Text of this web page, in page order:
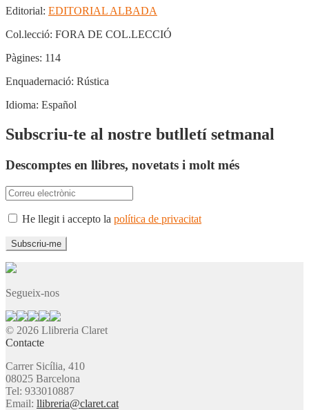
Editorial: EDITORIAL ALBADA
Col.lecció: FORA DE COL.LECCIÓ
Pàgines: 114
Enquadernació: Rústica
Idioma: Español
Subscriu-te al nostre butlletí setmanal
Descomptes en llibres, novetats i molt més
He llegit i accepto la política de privacitat
Segueix-nos
© 2026 Llibreria Claret
Contacte
Carrer Sicília, 410
08025 Barcelona
Tel: 933010887
Email: llibreria@claret.cat